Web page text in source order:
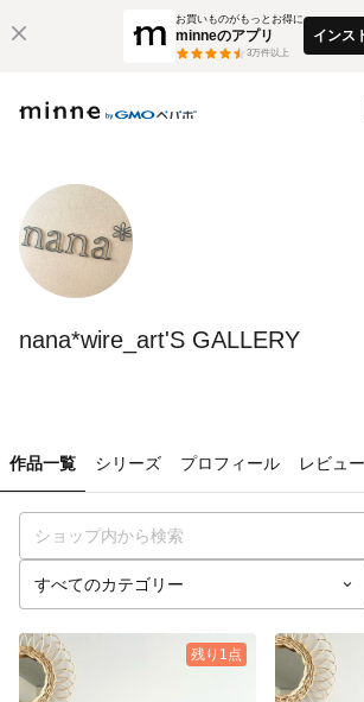
お買いものがもっとお得に
minneのアプリ
3万件以上
インス
nana*wire_art'S GALLERY
作品一覧 シリーズ プロフィール レビュー
残り1点